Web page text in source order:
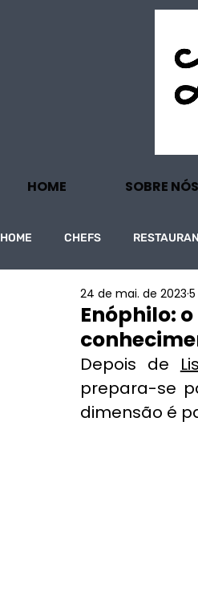
HOME SOBRE NÓS
HOME CHEFS
PROJECTOS TURISMO
Enóphilo:
24 de mai. de 2023
Depois de
prepara-se
dimensão é